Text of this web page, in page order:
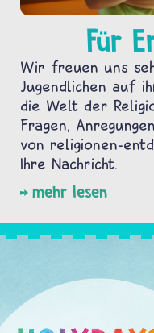
Für
Wir freuen uns
Jugendlichen auf
die Welt der
Fragen,
von religionen-
Ihre Nachricht.
mehr lesen